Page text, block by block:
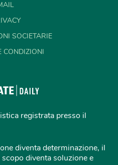
SOCIETARIE
CONDIZIONI
registrata presso il
diventa determinazione, il
diventa soluzione e